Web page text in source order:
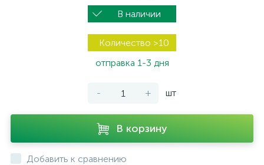
В наличии
Количество >10
отправка 1-3 дня
- + шт
В корзину
Добавить к сравнению